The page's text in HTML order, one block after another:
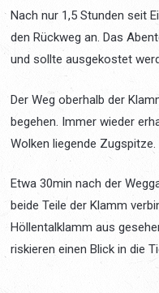
Nach nur 1,5 Stunden seit
den Rückweg an. Das
und sollte ausgekostet
Der Weg oberhalb der
begehen. Immer wieder
Wolken liegende Zugspitze.
Etwa 30min nach der
beide Teile der Klamm
Höllentalklamm aus
riskieren einen Blick in die